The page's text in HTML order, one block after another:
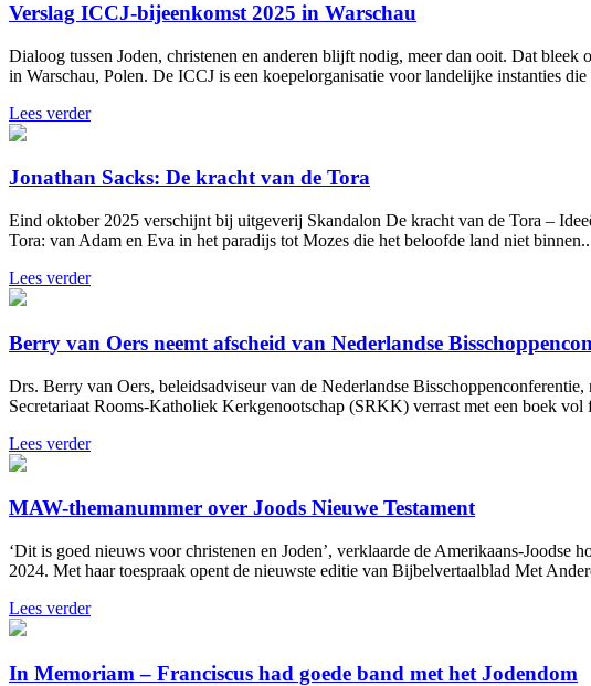
Verslag ICCJ-bijeenkomst 2025 in Warschau
Dialoog tussen Joden, christenen en anderen blijft nodig, meer dan ooit. Dat
in Warschau, Polen. De ICCJ is een koepelorganisatie voor landelijke instanties die
Lees verder
Jonathan Sacks: De kracht van de Tora
Eind oktober 2025 verschijnt bij uitgeverij Skandalon De kracht van de Tora –
Tora: van Adam en Eva in het paradijs tot Mozes die het beloofde land niet
Lees verder
Berry van Oers neemt afscheid van Nederlandse
Drs. Berry van Oers, beleidsadviseur van de Nederlandse
Secretariaat Rooms-Katholiek Kerkgenootschap (SRKK) verrast met een boek
Lees verder
MAW-themanummer over Joods Nieuwe Testament
‘Dit is goed nieuws voor christenen en Joden’, verklaarde de Amerikaans-
2024. Met haar toespraak opent de nieuwste editie van Bijbelvertaalblad Met
Lees verder
In Memoriam – Franciscus had goede band met het Jodendom